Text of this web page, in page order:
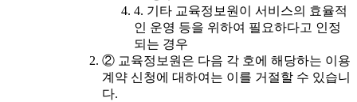
4. 기타 교육정보원이 서비스의 효율적
인 운영 등을 위하여 필요하다고 인정
되는 경우
② 교육정보원은 다음 각 호에 해당하는 이용
계약 신청에 대하여는 이를 거절할 수 있습니
다.